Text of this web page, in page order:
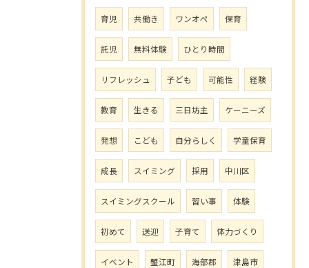
育児 共働き ワンオペ 保育
託児 無料体験 ひとり時間
リフレッシュ 子ども 可能性 経験
教育 生きる 三日坊主 ケーニーズ
発想 こども 自分らしく 学童保育
成長 スイミング 採用 中川区
スイミングスクール 習い事 体験
初めて 送迎 子育て 体力づくり
イベント 蟹江町 海部郡 津島市